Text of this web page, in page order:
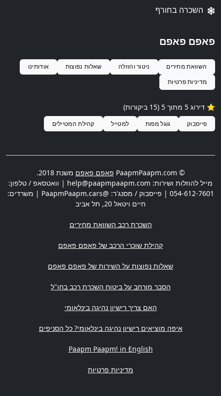
השכרה בחורף
פאפם פאפם
השוואת מחירים ניטור והוזלה שאלות נפוצות
אודותינו
מדיניות פרטיות
⭐️ דירוג 5 מתוך 5 (15 ביקורות)
פייסבוק גוגל מפות למטייל קהילת המטיילים
© PaapmPaapm.com פאפם פאפם משנת 2018.
מייל להוזלות ושירות: help@paapmpaapm.com | וואטסאפ / טלפון:
054-612-7601 | פייסבוק / מסנג'ר: @PaapmPaapm.cars | משרדים:
חיים ויטאל 20
, תל אביב
השכרת רכב השוואת מחירים
קהילת שוכרי הרכב של פאפם פאפם
שאלות נפוצות על השירות של פאפם פאפם
הסבר מורחב על ביטוח השכרת רכב בחו"ל
האם צריך רישיון נהיגה בינלאומי
איפה מוציאים רישיון נהיגה בינלאומי? כל הסניפים
Paapm Paapm! in English
מדיניות פרטיות